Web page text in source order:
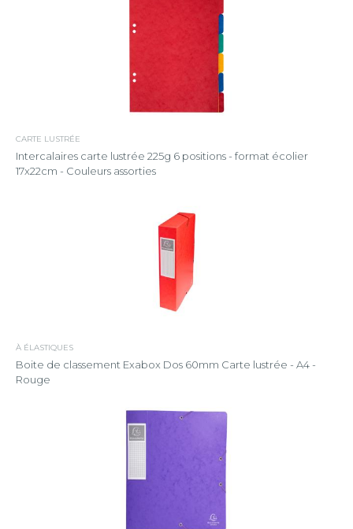
CARTE LUSTRÉE
Intercalaires carte lustrée 225g 6 positions - format écolier
17x22cm - Couleurs assorties
À ÉLASTIQUES
Boite de classement Exabox Dos 60mm Carte lustrée - A4 -
Rouge